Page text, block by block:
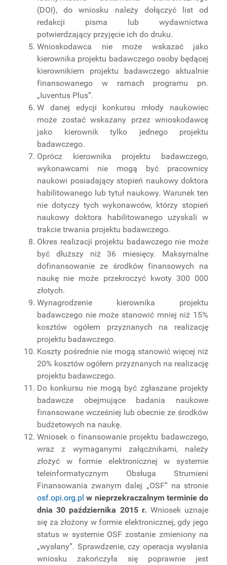
(DOI), do wniosku należy dołączyć list od
redakcji pisma lub wydawnictwa
potwierdzający przyjęcie ich do druku.
Wnioskodawca nie może wskazać jako
kierownika projektu badawczego osoby będącej
kierownikiem projektu badawczego aktualnie
finansowanego w ramach programu pn.
„Iuventus Plus”.
W danej edycji konkursu młody naukowiec
może zostać wskazany przez wnioskodawcę
jako kierownik tylko jednego projektu
badawczego.
Oprócz kierownika projektu badawczego,
wykonawcami nie mogą być pracownicy
naukowi posiadający stopień naukowy doktora
habilitowanego lub tytuł naukowy. Warunek ten
nie dotyczy tych wykonawców, którzy stopień
naukowy doktora habilitowanego uzyskali w
trakcie trwania projektu badawczego.
Okres realizacji projektu badawczego nie może
być dłuższy niż 36 miesięcy. Maksymalne
dofinansowanie ze środków finansowych na
naukę nie może przekroczyć kwoty 300 000
złotych.
Wynagrodzenie kierownika projektu
badawczego nie może stanowić mniej niż 15%
kosztów ogółem przyznanych na realizację
projektu badawczego.
Koszty pośrednie nie mogą stanowić więcej niż
20% kosztów ogółem przyznanych na realizację
projektu badawczego.
Do konkursu nie mogą być zgłaszane projekty
badawcze obejmujące badania naukowe
finansowane wcześniej lub obecnie ze środków
budżetowych na naukę.
Wniosek o finansowanie projektu badawczego,
wraz z wymaganymi załącznikami, należy
złożyć w formie elektronicznej w systemie
teleinformatycznym Obsługa Strumieni
Finansowania zwanym dalej „OSF” na stronie
osf.opi.org.pl w nieprzekraczalnym terminie do
dnia 30 października 2015 r. Wniosek uznaje
się za złożony w formie elektronicznej, gdy jego
status w systemie OSF zostanie zmieniony na
„wysłany”. Sprawdzenie, czy operacja wysłania
wniosku zakończyła się poprawnie jest